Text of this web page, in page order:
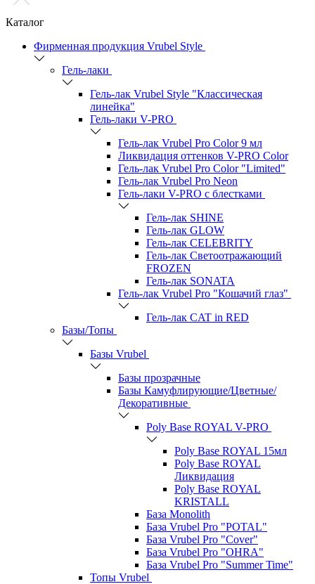
Каталог
Фирменная продукция Vrubel Style
Гель-лаки
Гель-лак Vrubel Style "Классическая
линейка"
Гель-лаки V-PRO
Гель-лак Vrubel Pro Color 9 мл
Ликвидация оттенков V-PRO Color
Гель-лак Vrubel Pro Color "Limited"
Гель-лак Vrubel Pro Neon
Гель-лаки V-PRO c блестками
Гель-лак SHINE
Гель-лак GLOW
Гель-лак CELEBRITY
Гель-лак Светоотражающий
FROZEN
Гель-лак SONATA
Гель-лак Vrubel Pro "Кошачий глаз"
Гель-лак CAT in RED
Базы/Топы
Базы Vrubel
Базы прозрачные
Базы Камуфлирующие/Цветные/
Декоративные
Poly Base ROYAL V-PRO
Poly Base ROYAL 15мл
Poly Base ROYAL
Ликвидация
Poly Base ROYAL
KRISTALL
База Monolith
База Vrubel Pro "POTAL"
База Vrubel Pro "Сover"
База Vrubel Pro "OHRA"
База Vrubel Pro "Summer Time"
Топы Vrubel